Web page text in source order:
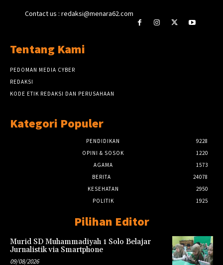
Contact us : redaksi@menara62.com
Tentang Kami
PEDOMAN MEDIA CYBER
REDAKSI
KODE ETIK REDAKSI DAN PERUSAHAAN
Kategori Populer
PENDIDIKAN
9228
OPINI & SOSOK
1220
AGAMA
1573
BERITA
24078
KESEHATAN
2950
POLITIK
1925
Pilihan Editor
Murid SD Muhammadiyah 1 Solo Belajar
Jurnalistik via Smartphone
09/08/2026